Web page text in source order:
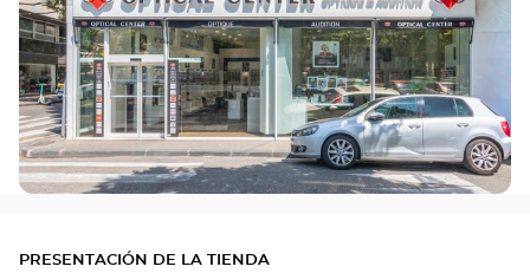
PRESENTACIÓN DE LA TIENDA